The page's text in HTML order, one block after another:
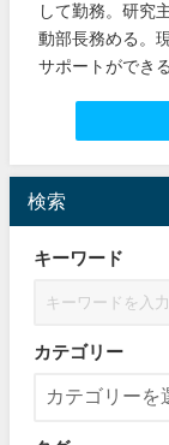
して勤務。研究
動部長務める。
サポートができ
検索
キーワード
カテゴリー